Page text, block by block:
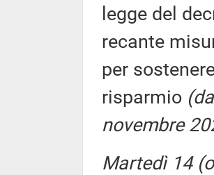
legge del
recante
per
risparmio
novembre
Martedì 14